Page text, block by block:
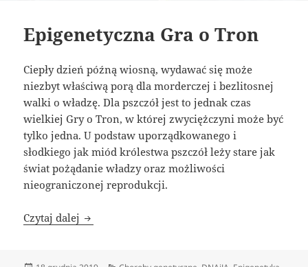
Epigenetyczna Gra o Tron
Ciepły dzień późną wiosną, wydawać się może
niezbyt właściwą porą dla morderczej i bezlitosnej
walki o władzę. Dla pszczół jest to jednak czas
wielkiej Gry o Tron, w której zwyciężczyni może być
tylko jedna. U podstaw uporządkowanego i
słodkiego jak miód królestwa pszczół leży stare jak
świat pożądanie władzy oraz możliwości
nieograniczonej reprodukcji.
Czytaj dalej Epigenetyczna Gra o Tron